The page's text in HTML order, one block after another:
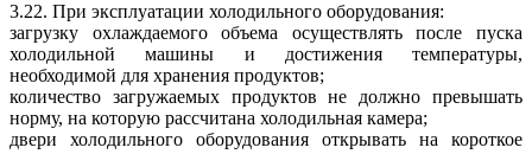
3.22. При эксплуатации холодильного оборудования:
загрузку охлаждаемого объема осуществлять после пуска
холодильной машины и достижения температуры,
необходимой для хранения продуктов;
количество загружаемых продуктов не должно превышать
норму, на которую рассчитана холодильная камера;
двери холодильного оборудования открывать на короткое